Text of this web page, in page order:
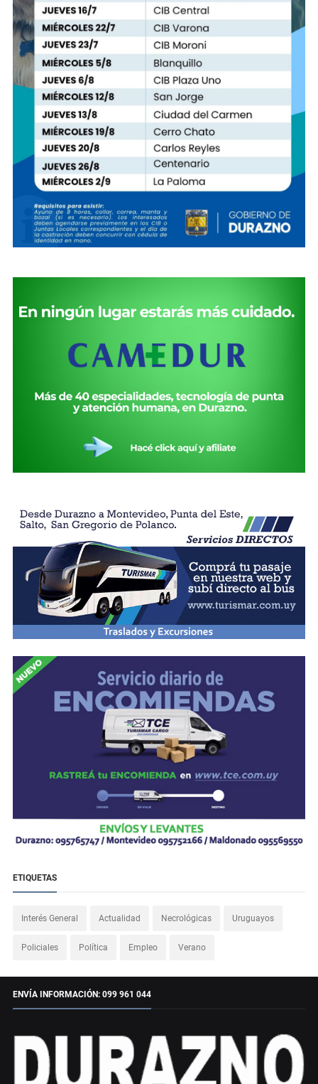
ETIQUETAS
Interés General Actualidad Necrológicas Uruguayos
Policiales Política Empleo Verano
ENVÍA INFORMACIÓN: 099 961 044